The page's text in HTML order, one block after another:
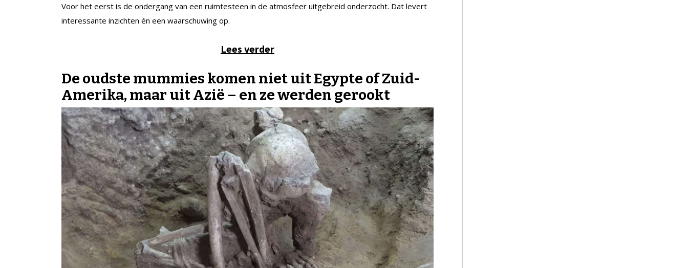
Voor het eerst is de ondergang van een ruimtesteen in de atmosfeer uitgebreid onderzocht. Dat levert
interessante inzichten én een waarschuwing op.
Lees verder
De oudste mummies komen niet uit Egypte of Zuid-
Amerika, maar uit Azië – en ze werden gerookt